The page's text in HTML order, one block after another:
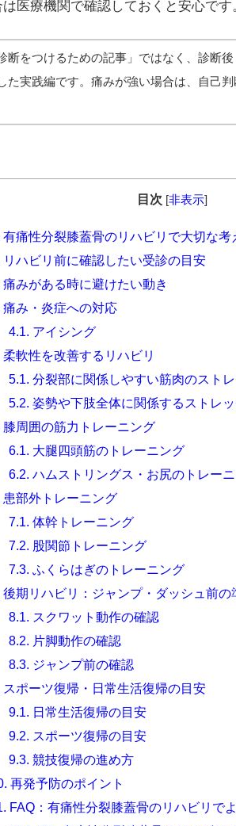
医療機関で確認しておくと安心です
断をつけるための記事」ではなく、診断
た実践編です。痛みが強い場合は、自己
目次 非表示]
有痛性分裂膝蓋骨のリハビリで大切な考
リハビリ前に確認したい受診の目安
痛みがある時に避けたい動き
痛み・炎症への対応
4.1. アイシング
柔軟性を改善するリハビリ
5.1. 分裂部に関係しやすい筋肉のスト
5.2. 姿勢や下肢全体に関係するストレ
膝周囲の筋力トレーニング
6.1. 大腿四頭筋のトレーニング
6.2. ハムストリングス・お尻のトレー
患部外トレーニング
7.1. 体幹トレーニング
7.2. 股関節トレーニング
7.3. ふくらはぎのトレーニング
後期リハビリ：ジャンプ・ダッシュ前の
8.1. スクワット動作の確認
8.2. 片脚動作の確認
8.3. ジャンプ前の確認
スポーツ復帰・日常生活復帰の目安
9.1. 日常生活復帰の目安
9.2. スポーツ復帰の目安
9.3. 競技復帰の進め方
再発予防のポイント
FAQ：有痛性分裂膝蓋骨のリハビリで